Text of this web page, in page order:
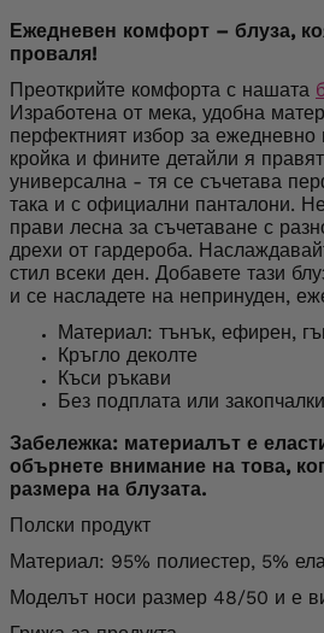
Ежедневен комфорт – блуза,
проваля!
Преоткрийте комфорта с нашата
Изработена от мека, удобна
перфектният избор за
кройка и фините детайли я
универсална - тя се съчетава
така и с официални панталони.
прави лесна за съчетаване с
дрехи от гардероба.
стил всеки ден. Добавете тази
и се насладете на непринуден,
Материал: тънък, ефирен,
Кръгло деколте
Къси ръкави
Без подплата или закопчалки
Забележка: материалът е
обърнете внимание на това,
размера на блузата.
Полски продукт
Материал: 95% полиестер, 5%
Моделът носи размер 48/50 и е